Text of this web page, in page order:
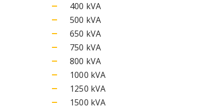
400 kVA
500 kVA
650 kVA
750 kVA
800 kVA
1000 kVA
1250 kVA
1500 kVA